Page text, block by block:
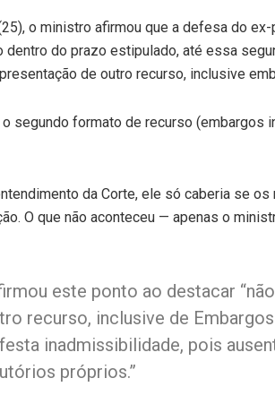
o ministro afirmou que a defesa do
dentro do prazo estipulado, até essa
de outro recurso, inclusive
segundo formato de recurso (embargos
da Corte, ele só caberia se
O que não aconteceu — apenas o
este ponto ao destacar
recurso, inclusive de
inadmissibilidade, pois
próprios.”